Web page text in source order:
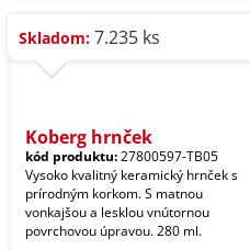
Skladom: 7.235 ks
Koberg hrnček
kód produktu:27800597-TB05
Vysoko kvalitný keramický hrnček s
prírodným korkom. S matnou
vonkajšou a lesklou vnútornou
povrchovou úpravou. 280 ml.